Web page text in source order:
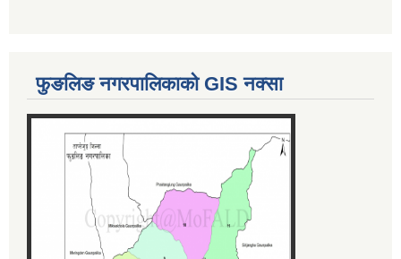
फुङलिङ नगरपालिकाको GIS नक्सा